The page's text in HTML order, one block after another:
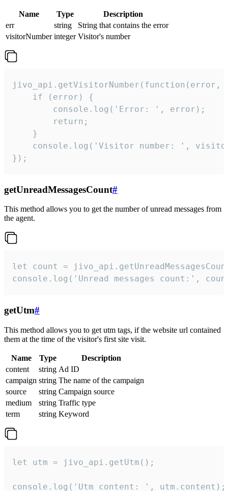
Name Type
Description
err
string
String that contains the error
visitorNumber integer Visitor's number
jivo_api.getVisitorNumber(function(error,
    if (error) {
        console.log('Error: ', error);
        return;
    }
console.log('Visitor number: ',
});
getUnreadMessagesCount#
This method allows you to get the number of unread messages from
the agent.
let count =
console.log('Unread messages count:',
getUtm#
This method allows you to get utm tags, if the website url contained
them at the time of the visitor's first site visit.
Name Type
Description
content
string Ad ID
campaign string The name of the campaign
source
string Campaign source
medium
string Traffic type
term
string Keyword
let utm = jivo_api.getUtm();
console.log('Utm content: ', utm.content);